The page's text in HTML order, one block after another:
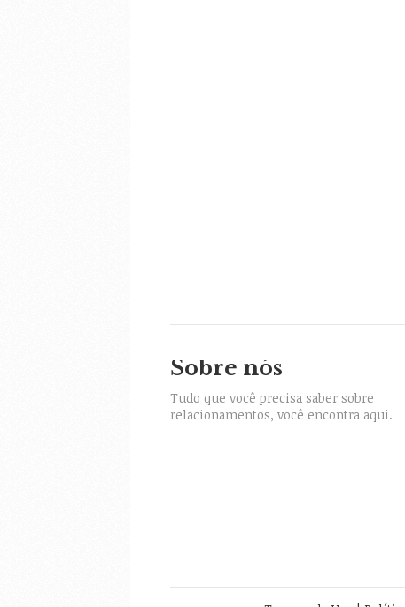
Sobre nós
Tudo que você precisa saber sobre
relacionamentos, você encontra aqui.